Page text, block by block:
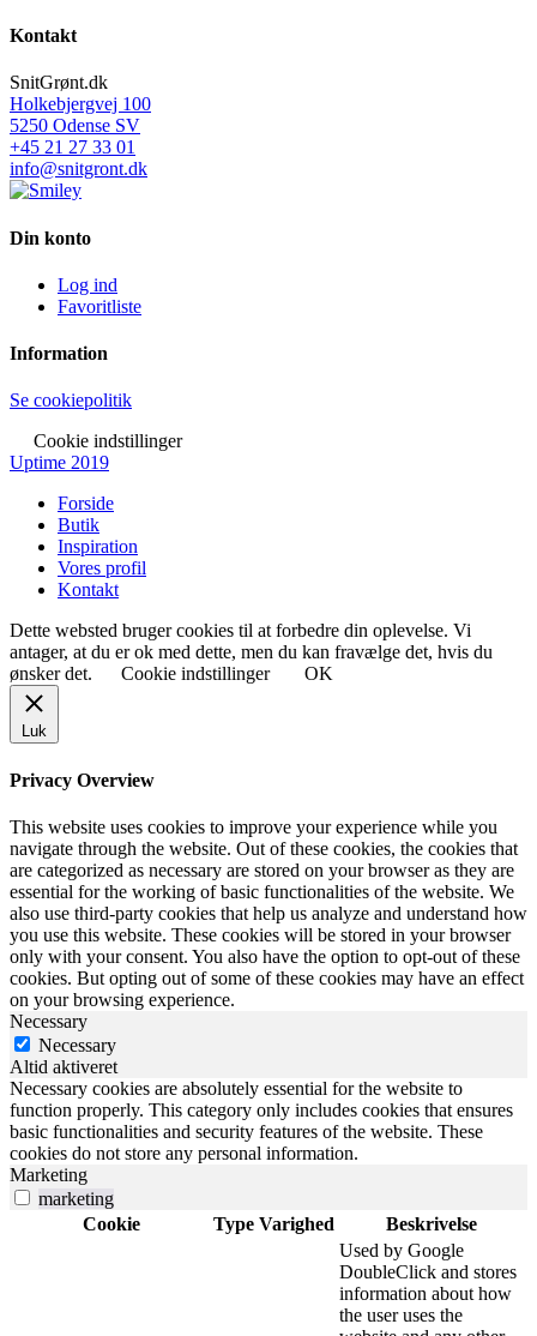
Kontakt
SnitGrønt.dk
Holkebjergvej 100
5250 Odense SV
+45 21 27 33 01
info@snitgront.dk
Din konto
Log ind
Favoritliste
Information
Se cookiepolitik
Cookie indstillinger
Uptime 2019
Forside
Butik
Inspiration
Vores profil
Kontakt
Dette websted bruger cookies til at forbedre din oplevelse. Vi
antager, at du er ok med dette, men du kan fravælge det, hvis du
ønsker det.
Cookie indstillinger OK
Luk
Privacy Overview
This website uses cookies to improve your experience while you
navigate through the website. Out of these cookies, the cookies that
are categorized as necessary are stored on your browser as they are
essential for the working of basic functionalities of the website. We
also use third-party cookies that help us analyze and understand how
you use this website. These cookies will be stored in your browser
only with your consent. You also have the option to opt-out of these
cookies. But opting out of some of these cookies may have an effect
on your browsing experience.
Necessary
Necessary
Altid aktiveret
Necessary cookies are absolutely essential for the website to
function properly. This category only includes cookies that ensures
basic functionalities and security features of the website. These
cookies do not store any personal information.
Marketing
marketing
Cookie
Type Varighed
Beskrivelse
Used by Google
DoubleClick and stores
information about how
the user uses the